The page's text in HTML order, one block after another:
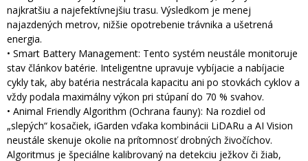
najkratšiu a najefektívnejšiu trasu. Výsledkom je menej
najazdených metrov, nižšie opotrebenie trávnika a ušetrená
energia.
• Smart Battery Management: Tento systém neustále monitoruje
stav článkov batérie. Inteligentne upravuje vybíjacie a nabíjacie
cykly tak, aby batéria nestrácala kapacitu ani po stovkách cyklov a
vždy podala maximálny výkon pri stúpaní do 70 % svahov.
• Animal Friendly Algorithm (Ochrana fauny): Na rozdiel od
„slepých“ kosačiek, iGarden vďaka kombinácii LiDARu a AI Vision
neustále skenuje okolie na prítomnosť drobných živočíchov.
Algoritmus je špeciálne kalibrovaný na detekciu ježkov či žiab,